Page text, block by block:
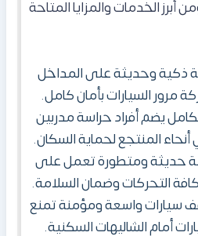
أبرز الخدمات والمزايا المتاحة
ذكية وحديثة على المداخل
مرور السيارات بأمان كامل.
يضم أفراد حراسة مدربين
المنتجع لحماية السكان.
حديثة ومتطورة تعمل على
سيارات واسعة ومؤمنة تمنع
أمام الشاليهات السكنية.